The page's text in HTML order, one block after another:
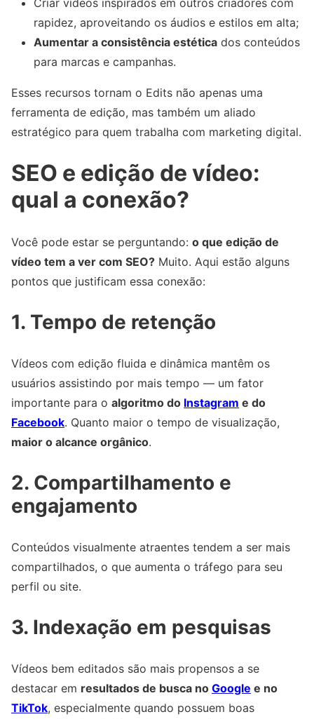
rapidez, aproveitando os áudios e estilos em alta;
Aumentar a consistência estética dos conteúdos
para marcas e campanhas.
Esses recursos tornam o Edits não apenas uma
ferramenta de edição, mas também um aliado
estratégico para quem trabalha com marketing digital.
SEO e edição de vídeo:
qual a conexão?
Você pode estar se perguntando: o que edição de
vídeo tem a ver com SEO? Muito. Aqui estão alguns
pontos que justificam essa conexão:
1. Tempo de retenção
Vídeos com edição fluida e dinâmica mantêm os
usuários assistindo por mais tempo — um fator
importante para o algoritmo do Instagram e do
Facebook. Quanto maior o tempo de visualização,
maior o alcance orgânico.
2. Compartilhamento e
engajamento
Conteúdos visualmente atraentes tendem a ser mais
compartilhados, o que aumenta o tráfego para seu
perfil ou site.
3. Indexação em pesquisas
Vídeos bem editados são mais propensos a se
destacar em resultados de busca no Google e no
TikTok, especialmente quando possuem boas